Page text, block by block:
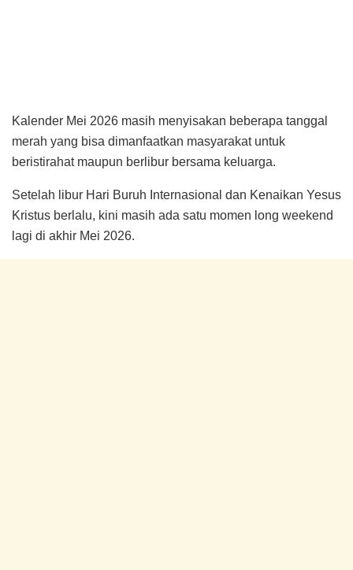
Kalender Mei 2026 masih menyisakan beberapa tanggal
merah yang bisa dimanfaatkan masyarakat untuk
beristirahat maupun berlibur bersama keluarga.
Setelah libur Hari Buruh Internasional dan Kenaikan Yesus
Kristus berlalu, kini masih ada satu momen long weekend
lagi di akhir Mei 2026.